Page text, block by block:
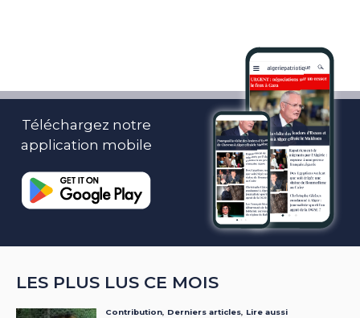
Téléchargez notre
application mobile
LES PLUS LUS CE MOIS